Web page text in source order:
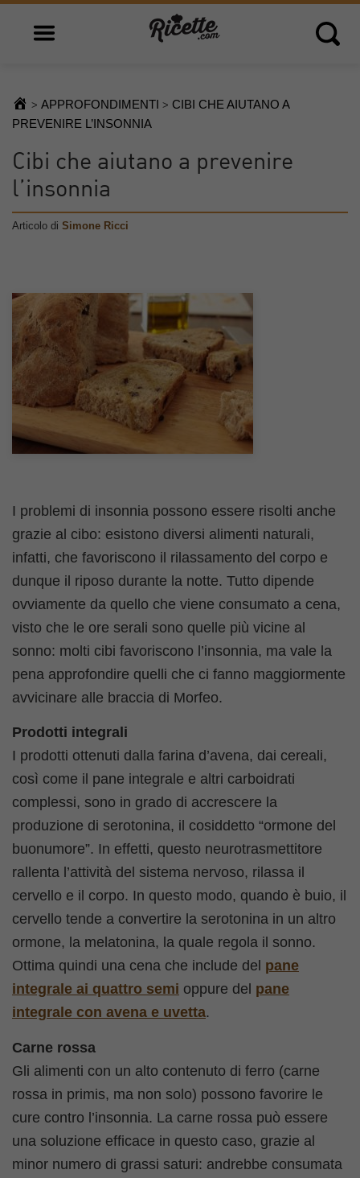
Open main menu Open
> APPROFONDIMENTI > CIBI CHE AIUTANO A
PREVENIRE L’INSONNIA
Cibi che aiutano a prevenire
l’insonnia
Articolo di Simone Ricci
I problemi di insonnia possono essere risolti anche
grazie al cibo: esistono diversi alimenti naturali,
infatti, che favoriscono il rilassamento del corpo e
dunque il riposo durante la notte. Tutto dipende
ovviamente da quello che viene consumato a cena,
visto che le ore serali sono quelle più vicine al
sonno: molti cibi favoriscono l’insonnia, ma vale la
pena approfondire quelli che ci fanno maggiormente
avvicinare alle braccia di Morfeo.
Prodotti integrali
I prodotti ottenuti dalla farina d’avena, dai cereali,
così come il pane integrale e altri carboidrati
complessi, sono in grado di accrescere la
produzione di serotonina, il cosiddetto “ormone del
buonumore”. In effetti, questo neurotrasmettitore
rallenta l’attività del sistema nervoso, rilassa il
cervello e il corpo. In questo modo, quando è buio, il
cervello tende a convertire la serotonina in un altro
ormone, la melatonina, la quale regola il sonno.
Ottima quindi una cena che include del pane
integrale ai quattro semi oppure del pane
integrale con avena e uvetta.
Carne rossa
Gli alimenti con un alto contenuto di ferro (carne
rossa in primis, ma non solo) possono favorire le
cure contro l’insonnia. La carne rossa può essere
una soluzione efficace in questo caso, grazie al
minor numero di grassi saturi: andrebbe consumata